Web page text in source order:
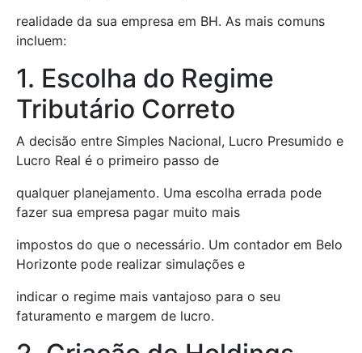
realidade da sua empresa em BH. As mais comuns
incluem:
1. Escolha do Regime
Tributário Correto
A decisão entre Simples Nacional, Lucro Presumido e
Lucro Real é o primeiro passo de
qualquer planejamento. Uma escolha errada pode
fazer sua empresa pagar muito mais
impostos do que o necessário. Um contador em Belo
Horizonte pode realizar simulações e
indicar o regime mais vantajoso para o seu
faturamento e margem de lucro.